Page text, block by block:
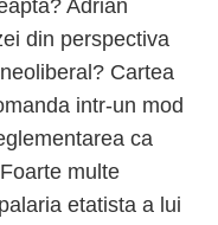
Adrian
din perspectiva
Cartea
intr-un mod
ca
multe
etatista a lui